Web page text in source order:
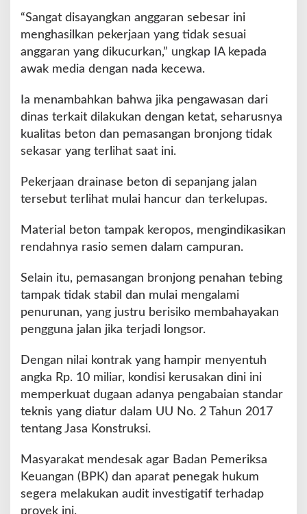
n
c
u
“Sangat disayangkan anggaran sebesar ini
menghasilkan pekerjaan yang tidak sesuai
anggaran yang dikucurkan,” ungkap IA kepada
awak media dengan nada kecewa.
Ia menambahkan bahwa jika pengawasan dari
dinas terkait dilakukan dengan ketat, seharusnya
kualitas beton dan pemasangan bronjong tidak
sekasar yang terlihat saat ini.
Pekerjaan drainase beton di sepanjang jalan
tersebut terlihat mulai hancur dan terkelupas.
Material beton tampak keropos, mengindikasikan
rendahnya rasio semen dalam campuran.
Selain itu, pemasangan bronjong penahan tebing
tampak tidak stabil dan mulai mengalami
penurunan, yang justru berisiko membahayakan
pengguna jalan jika terjadi longsor.
Dengan nilai kontrak yang hampir menyentuh
angka Rp. 10 miliar, kondisi kerusakan dini ini
memperkuat dugaan adanya pengabaian standar
teknis yang diatur dalam UU No. 2 Tahun 2017
tentang Jasa Konstruksi.
Masyarakat mendesak agar Badan Pemeriksa
Keuangan (BPK) dan aparat penegak hukum
segera melakukan audit investigatif terhadap
proyek ini.